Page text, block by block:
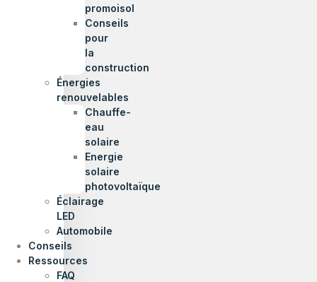
promoisol
Conseils
pour
la
construction
Énergies
renouvelables
Chauffe-
eau
solaire
Energie
solaire
photovoltaïque
Éclairage
LED
Automobile
Conseils
Ressources
FAQ